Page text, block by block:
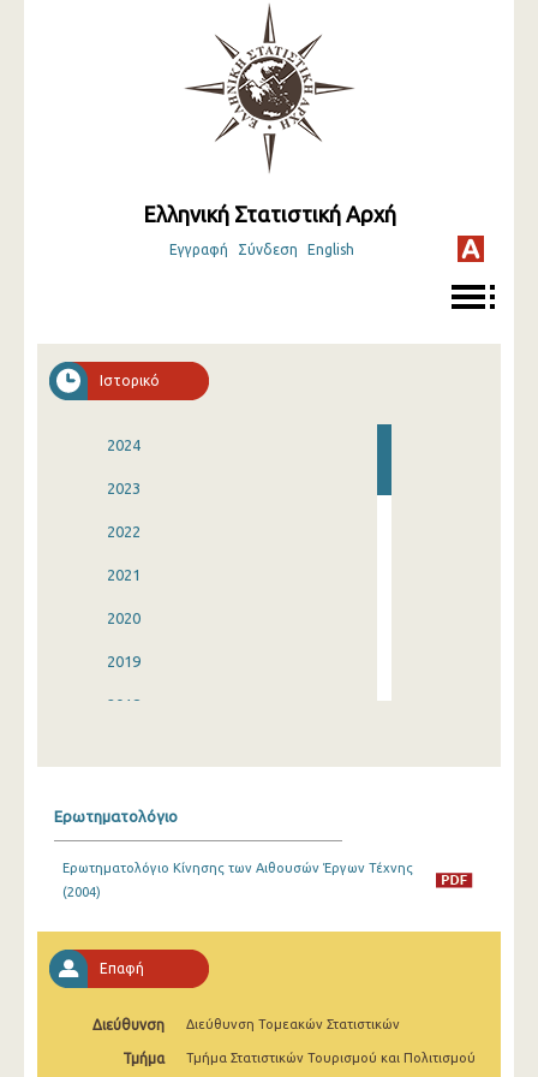
Ελληνική Στατιστική Αρχή
Εγγραφή Σύνδεση English
Ιστορικό
2024
2023
2022
2021
2020
2019
2018
2014
2012
2010
Ερωτηματολόγιο
Ερωτηματολόγιο Κίνησης των Αιθουσών Έργων Τέχνης
(2004)
Επαφή
Διεύθυνση Διεύθυνση Τομεακών Στατιστικών
Τμήμα Τμήμα Στατιστικών Τουρισμού και Πολιτισμού